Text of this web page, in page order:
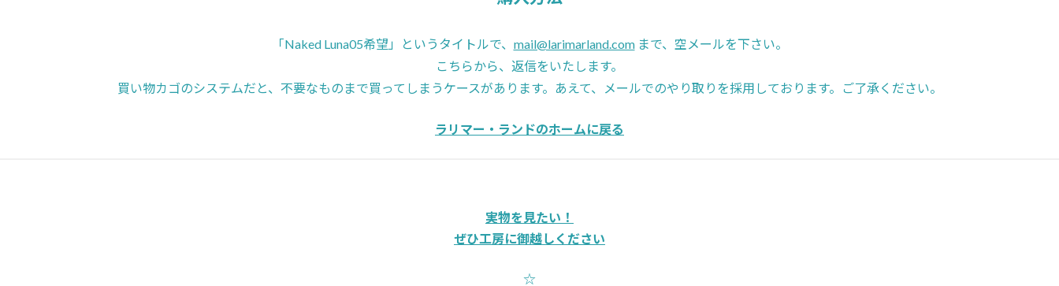
「Naked Luna05希望」というタイトルで、 mail@larimarland.comまで、空メールを下さい。
こちらから、返信をいたします。
買い物カゴのシステムだと、不要なものまで買ってしまうケースがあります。あえて、メールでのやり取りを採用しております。ご了承ください。
ラリマー・ランドのホームに戻る
実物を見たい！
ぜひ工房に御越しください
☆